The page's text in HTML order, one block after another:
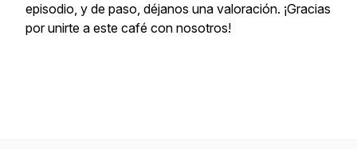
episodio, y de paso, déjanos una valoración. ¡Gracias
por unirte a este café con nosotros!